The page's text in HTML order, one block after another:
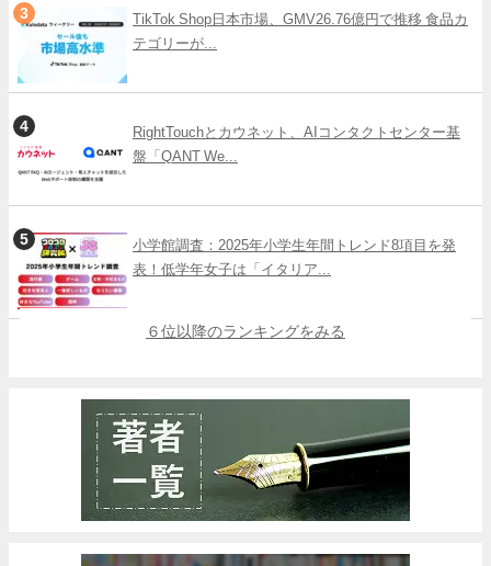
TikTok Shop日本市場、GMV26.76億円で推移 食品カ
テゴリーが...
RightTouchとカウネット、AIコンタクトセンター基
盤「QANT We...
小学館調査：2025年小学生年間トレンド8項目を発
表！低学年女子は「イタリア...
６位以降のランキングをみる